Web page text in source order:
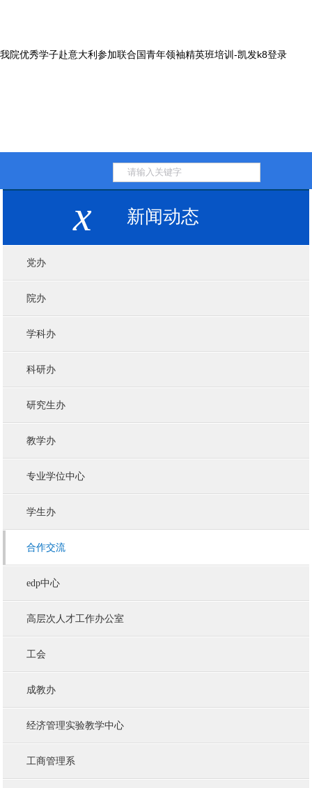
我院优秀学子赴意大利参加联合国青年领袖精英班培训-凯发k8登录
x 新闻动态
党办
院办
学科办
科研办
研究生办
教学办
专业学位中心
学生办
合作交流
edp中心
高层次人才工作办公室
工会
成教办
经济管理实验教学中心
工商管理系